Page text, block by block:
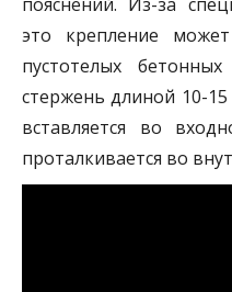
это крепление
пустотелых
стержень длиной 10-
вставляется во
проталкивается во